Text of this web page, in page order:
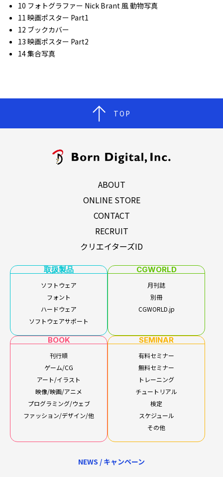
10 フォトグラファー Nick Brant 風 動物写真
11 映画ポスター Part1
12 ブックカバー
13 映画ポスター Part2
14 集合写真
TOP
ABOUT
ONLINE STORE
CONTACT
RECRUIT
クリエイターズID
取扱製品
ソフトウェア
フォント
ハードウェア
ソフトウェアサポート
CGWORLD
月刊誌
別冊
CGWORLD.jp
BOOK
刊行順
ゲーム/CG
アート/イラスト
映像/映画/アニメ
プログラミング/ウェブ
ファッション/デザイン/他
SEMINAR
有料セミナー
無料セミナー
トレーニング
チュートリアル
検定
スケジュール
その他
NEWS / キャンペーン